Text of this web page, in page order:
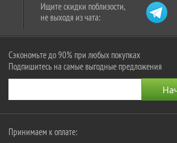
Ищите скидки поблизости,
не выходя из чата:
Сэкономьте до 90% при любых покупках
Подпишитесь на самые выгодные предложения
Принимаем к оплате: